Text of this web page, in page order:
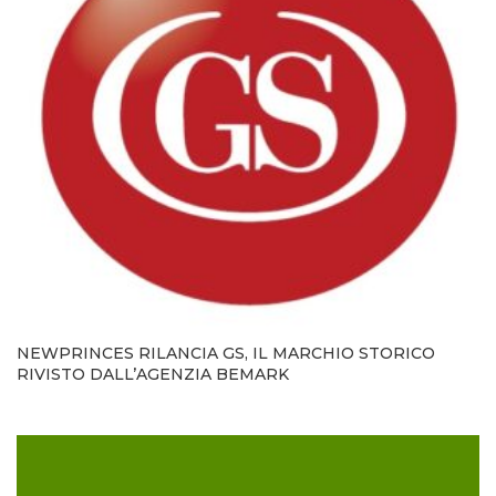
NEWPRINCES RILANCIA GS, IL MARCHIO STORICO
RIVISTO DALL’AGENZIA BEMARK